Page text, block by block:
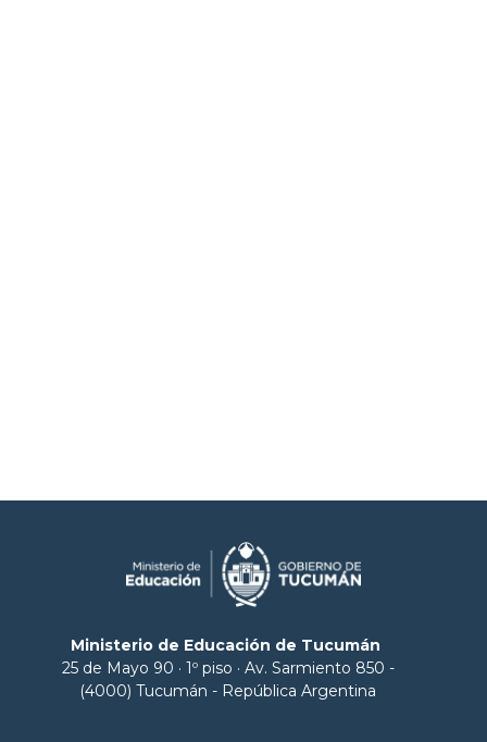
Ministerio de Educación de Tucumán
25 de Mayo 90 · 1º piso · Av. Sarmiento 850 -
(4000) Tucumán - República Argentina